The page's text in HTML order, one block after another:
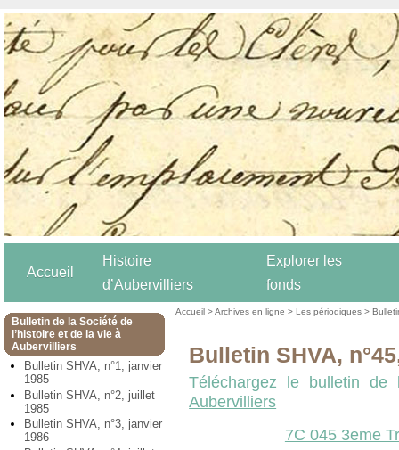
Accueil
Histoire
d’Aubervilliers
Explorer les
fonds
Bulletin de la Société de
l’histoire et de la vie à
Aubervilliers
Bulletin SHVA, n°1, janvier
1985
Bulletin SHVA, n°2, juillet
1985
Bulletin SHVA, n°3, janvier
1986
Accueil >Archives en ligne >Les périodiques >
Bulletin SHVA,
Téléchargez le bulletin
Aubervilliers
7C 045 3eme